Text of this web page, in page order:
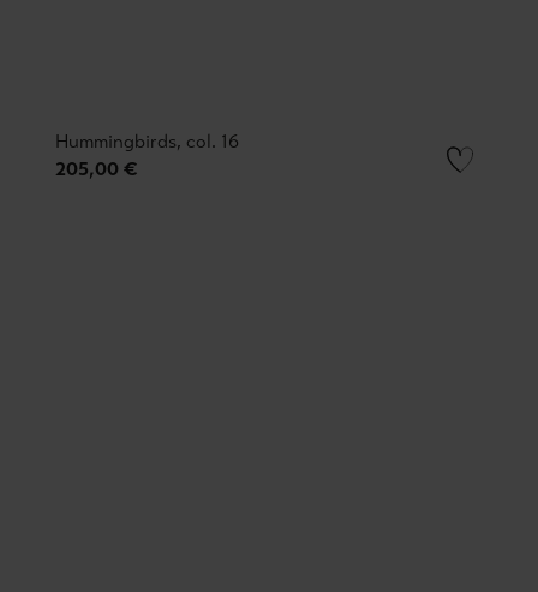
Hummingbirds, col. 16
205,00 €